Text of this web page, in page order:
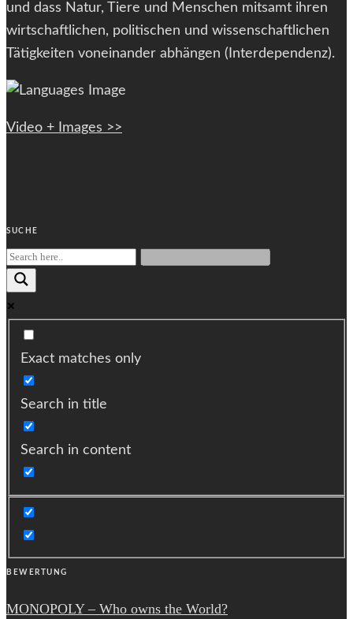
und dass Natur, Tiere und Menschen mitsamt ihren
wirtschaftlichen, politischen und wissenschaftlichen
Tätigkeiten voneinander abhängen (Interdependenz).
Video + Images >>
SUCHE
Exact matches only
Search in title
Search in content
BEWERTUNG
MONOPOLY – Who owns the World?